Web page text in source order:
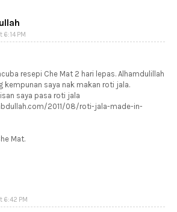
6:14 PM
resepi Che Mat 2 hari lepas. Alhamdulillah
kempunan saya nak makan roti jala.
saya pasa roti jala
2011/08/roti-jala-made-in-
Mat.
6:42 PM